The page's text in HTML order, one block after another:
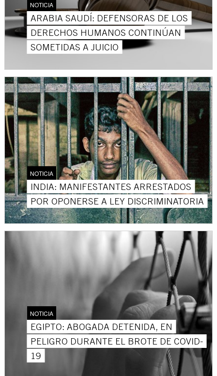
NOTICIA
ARABIA SAUDÍ: DEFENSORAS DE LOS
DERECHOS HUMANOS CONTINÚAN
SOMETIDAS A JUICIO
NOTICIA
INDIA: MANIFESTANTES ARRESTADOS
POR OPONERSE A LEY DISCRIMINATORIA
NOTICIA
EGIPTO: ABOGADA DETENIDA, EN
PELIGRO DURANTE EL BROTE DE COVID-
19